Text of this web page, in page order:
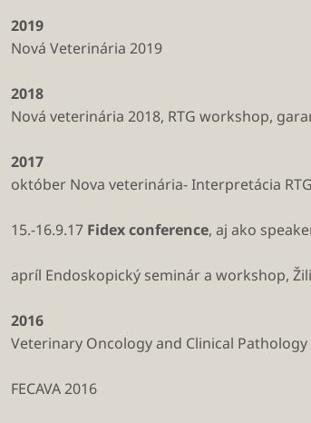
2019
Nová Veterinária 2019
2018
Nová veterinária 2018, RTG workshop,
2017
október Nova veterinária- Interpretácia
15.-16.9.17 Fidex conference, aj ako
apríl Endoskopický seminár a workshop,
2016
Veterinary Oncology and Clinical
FECAVA 2016